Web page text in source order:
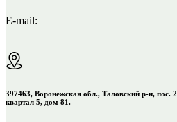
E-mail:
397463, Воронежская обл., Таловский р-н, пос.
квартал 5, дом 81.